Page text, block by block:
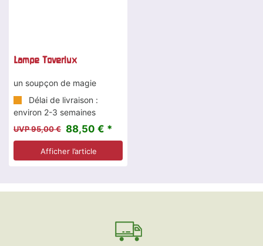
Lampe Toverlux
un soupçon de magie
Délai de livraison :
environ 2-3 semaines
UVP 95,00 € 88,50 € *
Afficher l’article